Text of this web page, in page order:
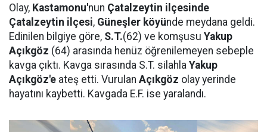
Olay, Kastamonu'nun Çatalzeytin ilçesinde
Çatalzeytin ilçesi, Güneşler köyünde meydana geldi.
Edinilen bilgiye göre, S.T.(62) ve komşusu Yakup
Açıkgöz (64) arasında henüz öğrenilemeyen sebeple
kavga çıktı. Kavga sırasında S.T. silahla Yakup
Açıkgöz'e ateş etti. Vurulan Açıkgöz olay yerinde
hayatını kaybetti. Kavgada E.F. ise yaralandı.